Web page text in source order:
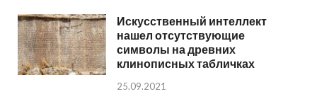
Искусственный интеллект
нашел отсутствующие
символы на древних
клинописных табличках
25.09.2021